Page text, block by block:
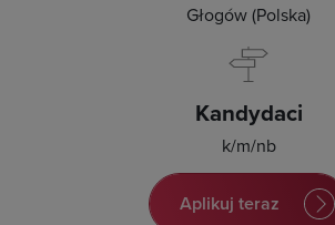
Głogów (Polska)
Kandydaci
k/m/nb
Aplikuj teraz